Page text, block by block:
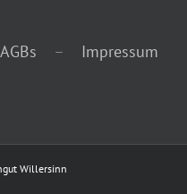
AGBs – Impressum
Willersinn